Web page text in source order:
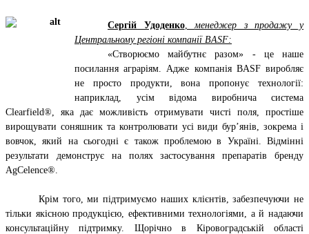
Сергій Удоденко, менеджер з продажу у
Центральному регіоні компанії BASF:
«Створюємо майбутнє разом» - це наше
посилання аграріям. Адже компанія BASF виробляє
не просто продукти, вона пропонує технології:
наприклад, усім відома виробнича система
Clearfield®, яка дає можливість отримувати чисті поля, простіше
вирощувати соняшник та контролювати усі види бур’янів, зокрема і
вовчок, який на сьогодні є також проблемою в Україні. Відмінні
результати демонструє на полях застосування препаратів бренду
AgCelence®.
Крім того, ми підтримуємо наших клієнтів, забезпечуючи не
тільки якісною продукцією, ефективними технологіями, а й надаючи
консультаційну підтримку. Щорічно в Кіровоградській області